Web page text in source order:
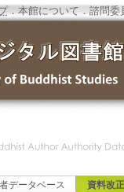
．本館について．諮問委
データベース 資料改正